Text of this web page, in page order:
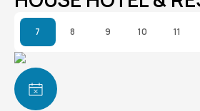
7 8 9 10 11